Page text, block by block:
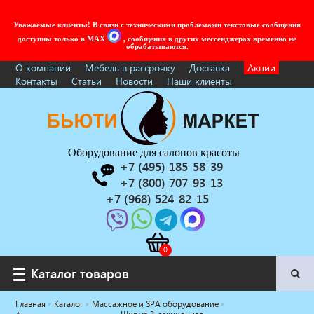
Уважаемые клиенты! В связи с техническими проблемами текстовые сообщения
доступны только в MAX
, сообщения в других мессенджерах временно не
обрабатываются.
О компании Мебель в рассрочку Доставка
Акции
Контакты
Статьи Новости Наши клиенты
Оборудование для салонов красоты
+7 (495) 185-58-39
+7 (800) 707-93-13
+7 (968) 524-82-15
Каталог товаров
Каталог товаров
Главная Каталог
Массажное и SPA оборудование